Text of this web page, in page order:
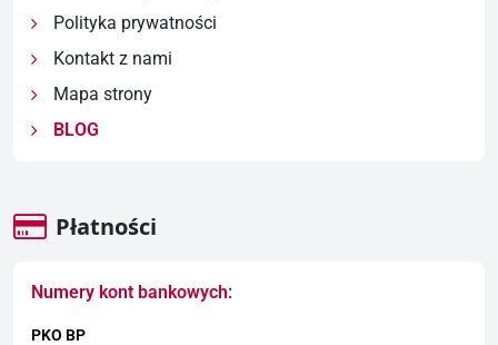
Polityka prywatności
Kontakt z nami
Mapa strony
BLOG
Płatności
Numery kont bankowych:
PKO BP